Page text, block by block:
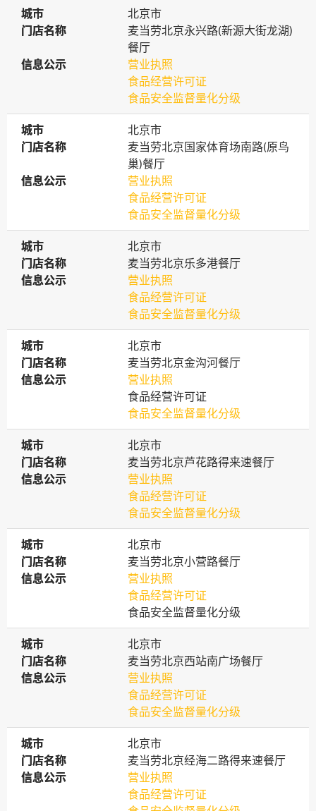
城市
城市
北京市
门店名称
门店名称
麦当劳北京永兴路(新源大街龙湖)
餐厅
信息公示
信息公示
营业执照
食品经营许可证
食品安全监督量化分级
城市
城市
北京市
门店名称
门店名称
麦当劳北京国家体育场南路(原鸟
巢)餐厅
信息公示
信息公示
营业执照
食品经营许可证
食品安全监督量化分级
城市
城市
北京市
门店名称
门店名称
麦当劳北京乐多港餐厅
信息公示
信息公示
营业执照
食品经营许可证
食品安全监督量化分级
城市
城市
北京市
门店名称
门店名称
麦当劳北京金沟河餐厅
信息公示
信息公示
营业执照
食品经营许可证
食品安全监督量化分级
城市
城市
北京市
门店名称
门店名称
麦当劳北京芦花路得来速餐厅
信息公示
信息公示
营业执照
食品经营许可证
食品安全监督量化分级
城市
城市
北京市
门店名称
门店名称
麦当劳北京小营路餐厅
信息公示
信息公示
营业执照
食品经营许可证
食品安全监督量化分级
城市
城市
北京市
门店名称
门店名称
麦当劳北京西站南广场餐厅
信息公示
信息公示
营业执照
食品经营许可证
食品安全监督量化分级
城市
城市
北京市
门店名称
门店名称
麦当劳北京经海二路得来速餐厅
信息公示
信息公示
营业执照
食品经营许可证